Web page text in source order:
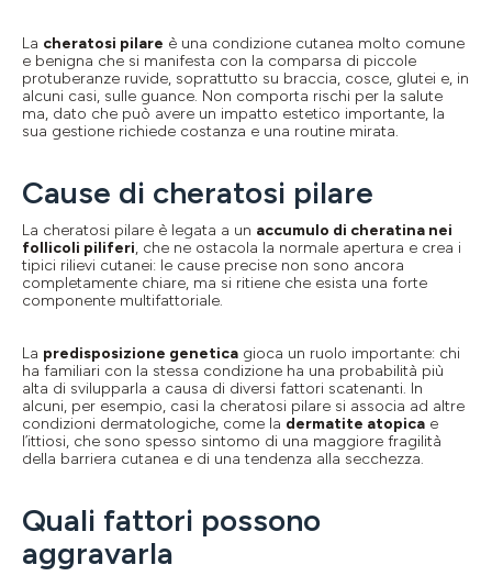
La cheratosi pilare è una condizione cutanea molto comune
e benigna che si manifesta con la comparsa di piccole
protuberanze ruvide, soprattutto su braccia, cosce, glutei e, in
alcuni casi, sulle guance. Non comporta rischi per la salute
ma, dato che può avere un impatto estetico importante, la
sua gestione richiede costanza e una routine mirata.
Cause di cheratosi pilare
La cheratosi pilare è legata a un accumulo di cheratina nei
follicoli piliferi, che ne ostacola la normale apertura e crea i
tipici rilievi cutanei: le cause precise non sono ancora
completamente chiare, ma si ritiene che esista una forte
componente multifattoriale.
La predisposizione genetica gioca un ruolo importante: chi
ha familiari con la stessa condizione ha una probabilità più
alta di svilupparla a causa di diversi fattori scatenanti. In
alcuni, per esempio, casi la cheratosi pilare si associa ad altre
condizioni dermatologiche, come la dermatite atopica e
l’ittiosi, che sono spesso sintomo di una maggiore fragilità
della barriera cutanea e di una tendenza alla secchezza.
Quali fattori possono
aggravarla